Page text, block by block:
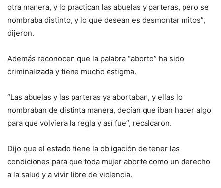
otra manera, y lo practican las abuelas y parteras, pero se
nombraba distinto, y lo que desean es desmontar mitos”,
dijeron.
Además reconocen que la palabra “aborto” ha sido
criminalizada y tiene mucho estigma.
“Las abuelas y las parteras ya abortaban, y ellas lo
nombraban de distinta manera, decían que iban hacer algo
para que volviera la regla y así fue”, recalcaron.
Dijo que el estado tiene la obligación de tener las
condiciones para que toda mujer aborte como un derecho
a la salud y a vivir libre de violencia.